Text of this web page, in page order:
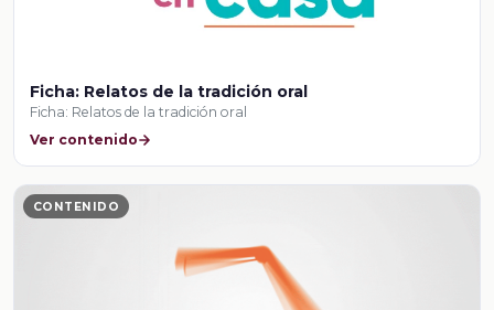
Ficha: Relatos de la tradición oral
Ficha: Relatos de la tradición oral
Ver contenido
CONTENIDO